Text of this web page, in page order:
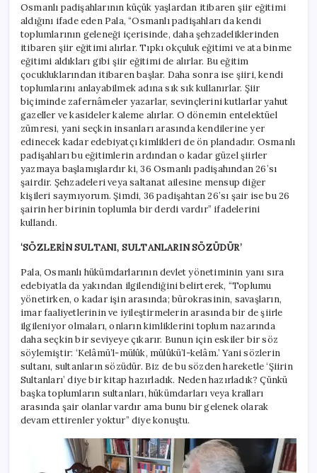
Osmanlı padişahlarının küçük yaşlardan itibaren şiir eğitimi
aldığını ifade eden Pala, “Osmanlı padişahları da kendi
toplumlarının geleneği içerisinde, daha şehzadeliklerinden
itibaren şiir eğitimi alırlar. Tıpkı okçuluk eğitimi ve ata binme
eğitimi aldıkları gibi şiir eğitimi de alırlar. Bu eğitim
çocukluklarından itibaren başlar. Daha sonra ise şiiri, kendi
toplumlarını anlayabilmek adına sık sık kullanırlar. Şiir
biçiminde zafernâmeler yazarlar, sevinçlerini kutlarlar yahut
gazeller ve kasideler kaleme alırlar. O dönemin entelektüel
zümresi, yani seçkin insanları arasında kendilerine yer
edinecek kadar edebiyatçı kimlikleri de ön plandadır. Osmanlı
padişahları bu eğitimlerin ardından o kadar güzel şiirler
yazmaya başlamışlardır ki, 36 Osmanlı padişahından 26’sı
şairdir. Şehzadeleri veya saltanat ailesine mensup diğer
kişileri saymıyorum. Şimdi, 36 padişahtan 26’sı şair ise bu 26
şairin her birinin toplumla bir derdi vardır” ifadelerini
kullandı.
‘SÖZLERİN SULTANI, SULTANLARIN SÖZÜDÜR’
Pala, Osmanlı hükümdarlarının devlet yönetiminin yanı sıra
edebiyatla da yakından ilgilendiğini belirterek, “Toplumu
yönetirken, o kadar işin arasında; bürokrasinin, savaşların,
imar faaliyetlerinin ve iyileştirmelerin arasında bir de şiirle
ilgileniyor olmaları, onların kimliklerini toplum nazarında
daha seçkin bir seviyeye çıkarır. Bunun için eskiler bir söz
söylemiştir: ‘Kelâmü’l-mülûk, mülûkü’l-kelâm.’ Yani sözlerin
sultanı, sultanların sözüdür. Biz de bu sözden hareketle ‘Şiirin
Sultanları’ diye bir kitap hazırladık. Neden hazırladık? Çünkü
başka toplumların sultanları, hükümdarları veya kralları
arasında şair olanlar vardır ama bunu bir gelenek olarak
devam ettirenler yoktur” diye konuştu.